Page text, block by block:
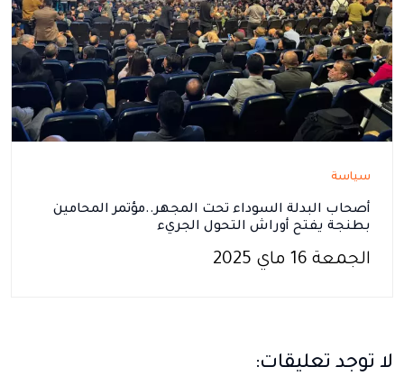
سياسة
أصحاب البدلة السوداء تحت المجهر..مؤتمر المحامين
بطنجة يفتح أوراش التحول الجريء
الجمعة 16 ماي 2025
لا توجد تعليقات: